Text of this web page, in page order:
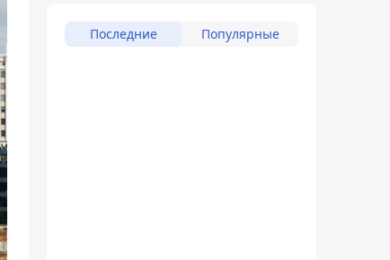
Последние Популярные